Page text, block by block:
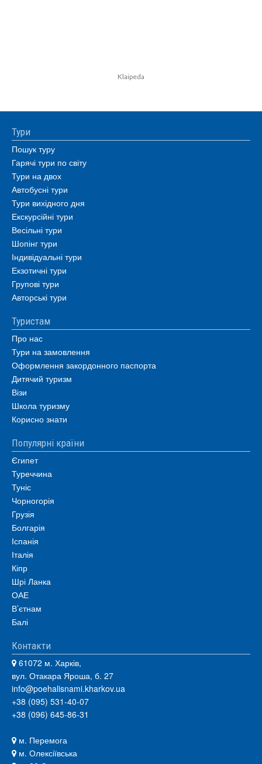
Klaipeda
Тури
Пошук туру
Гарячі тури по світу
Тури на двох
Автобусні тури
Тури вихідного дня
Екскурсійні тури
Весільні тури
Шопінг тури
Індивідуальні тури
Екзотичні тури
Групові тури
Авторські тури
Туристам
Про нас
Тури на замовлення
Оформлення закордонного паспорта
Дитячий туризм
Візи
Школа туризму
Корисно знати
Популярні країни
Єгипет
Туреччина
Туніс
Чорногорія
Грузія
Болгарія
Іспанія
Італія
Кіпр
Шрі Ланка
ОАЕ
В’єтнам
Балі
Контакти
61072 м. Харків,
вул. Отакара Яроша, б. 27
info@poehalisnami.kharkov.ua
+38 (095) 531-40-07
+38 (096) 645-86-31
м. Перемога
м. Олексіївська